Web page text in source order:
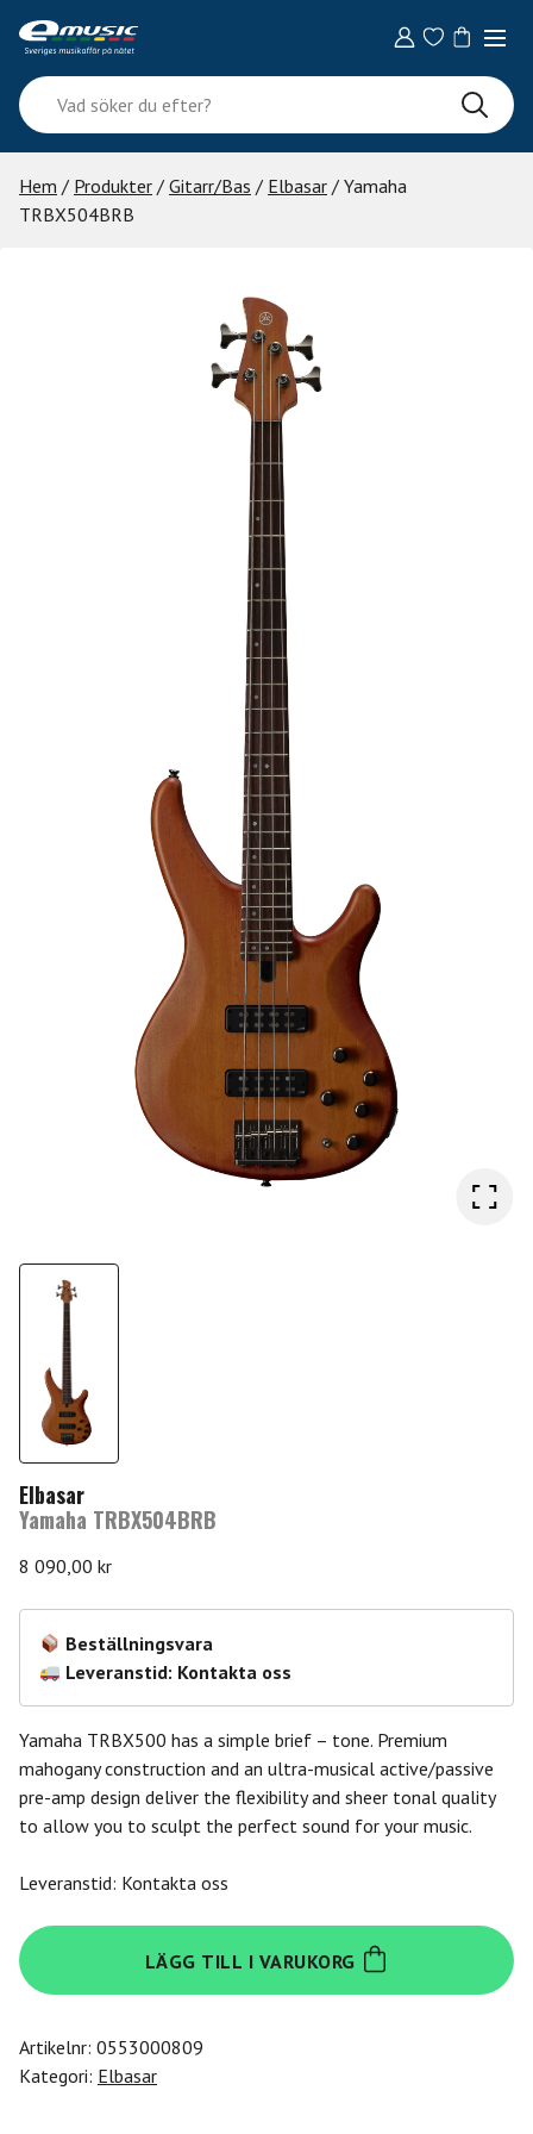
content
Vad
söker
du
efter?
Hem / Produkter / Gitarr/Bas / Elbasar / Yamaha
TRBX504BRB
Elbasar
Yamaha TRBX504BRB
8 090,00 kr
Beställningsvara
Leveranstid: Kontakta oss
Yamaha TRBX500 has a simple brief – tone. Premium
mahogany construction and an ultra-musical active/passive
pre-amp design deliver the flexibility and sheer tonal quality
to allow you to sculpt the perfect sound for your music.
Leveranstid: Kontakta oss
Yamaha
TRBX504BRB
mängd
LÄGG TILL I VARUKORG
Artikelnr: 0553000809
Kategori: Elbasar